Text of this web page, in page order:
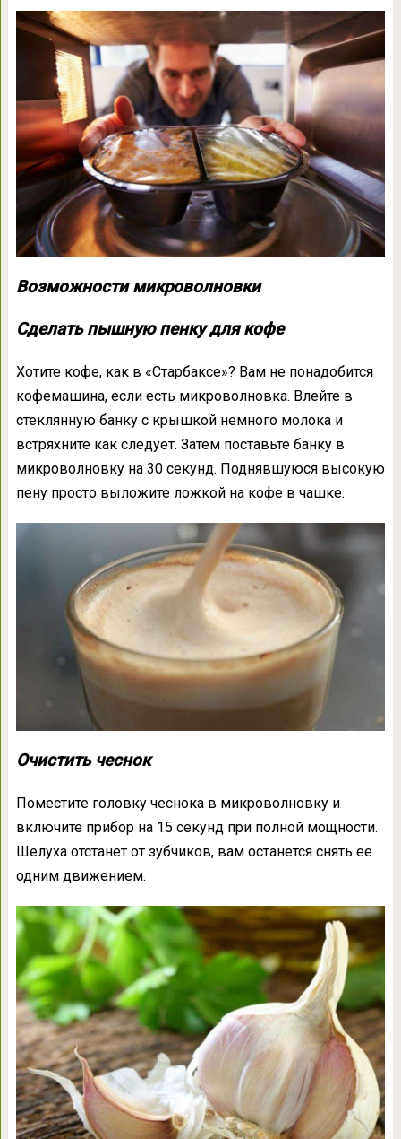
Возможности микроволновки
Сделать пышную пенку для кофе
Хотите кофе, как в «Старбаксе»? Вам не понадобится
кофемашина, если есть микроволновка. Влейте в
стеклянную банку с крышкой немного молока и
встряхните как следует. Затем поставьте банку в
микроволновку на 30 секунд. Поднявшуюся высокую
пену просто выложите ложкой на кофе в чашке.
Очистить чеснок
Поместите головку чеснока в микроволновку и
включите прибор на 15 секунд при полной мощности.
Шелуха отстанет от зубчиков, вам останется снять ее
одним движением.